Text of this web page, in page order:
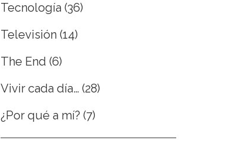
Tecnología (36)
Televisión (14)
The End (6)
Vivir cada día… (28)
¿Por qué a mí? (7)